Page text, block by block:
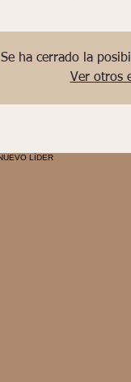
Se ha cerrado la
Ver otros